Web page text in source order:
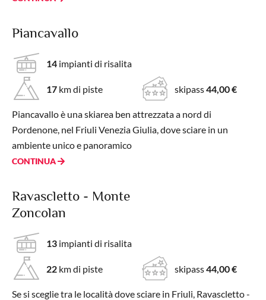
Piancavallo
14 impianti di risalita
17 km di piste skipass44,00 €
Piancavallo è una skiarea ben attrezzata a nord di
Pordenone, nel Friuli Venezia Giulia, dove sciare in un
ambiente unico e panoramico
CONTINUA
Ravascletto - Monte
Zoncolan
13 impianti di risalita
22 km di piste skipass44,00 €
Se si sceglie tra le località dove sciare in Friuli, Ravascletto -